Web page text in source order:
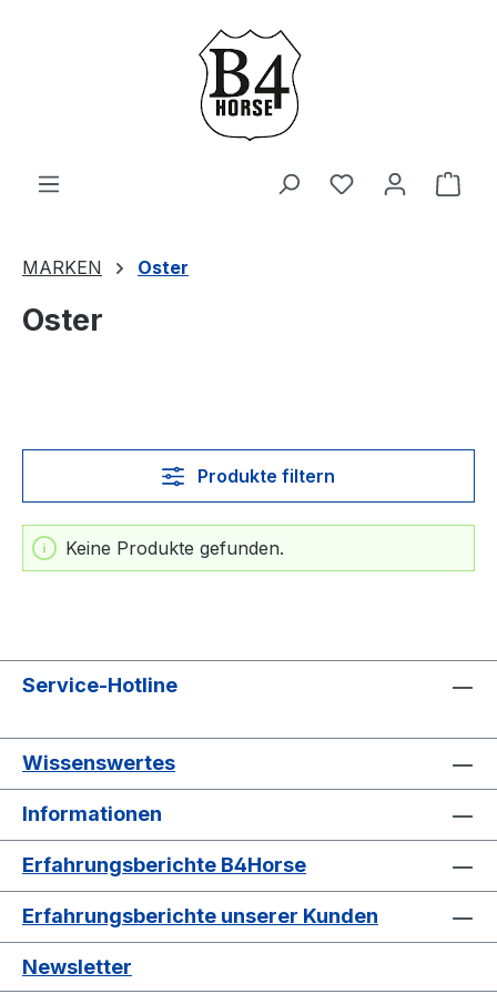
Zum Hauptinhalt springen
Du hast 0
MARKEN Oster
Oster
Produkte filtern
Keine Produkte gefunden.
Service-Hotline
Wissenswertes
Informationen
Erfahrungsberichte B4Horse
Erfahrungsberichte unserer Kunden
Newsletter